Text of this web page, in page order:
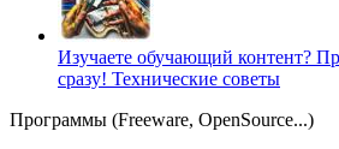
Изучаете обучающий контент?
сразу! Технические советы
Программы (Freeware, OpenSource...)